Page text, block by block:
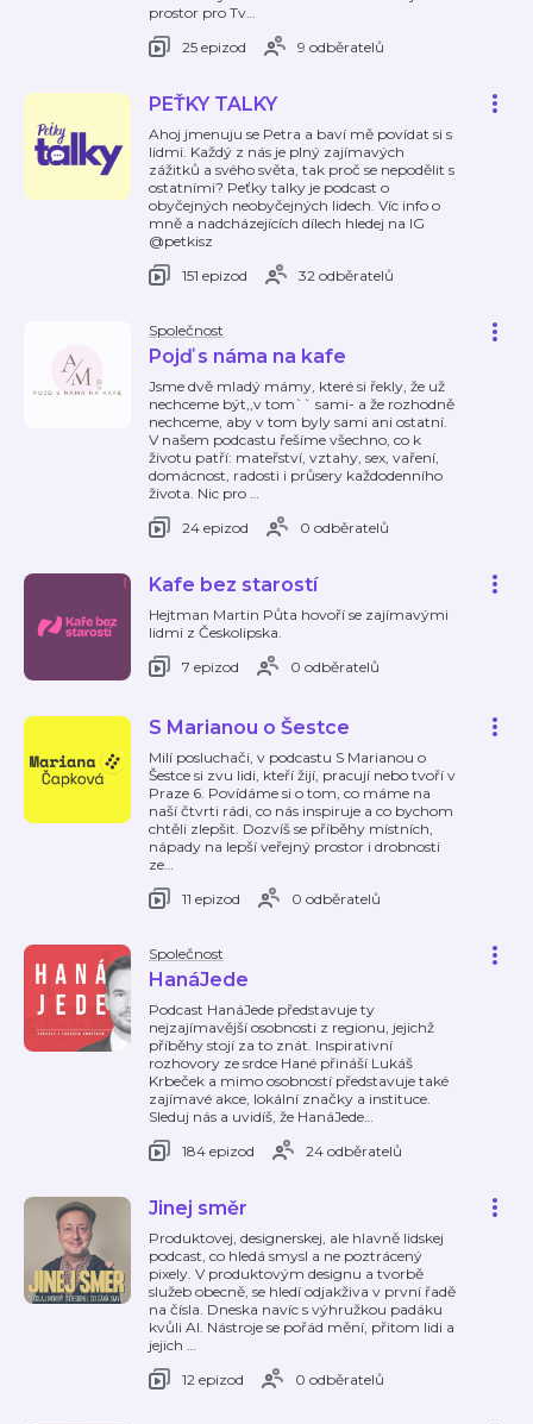
prostor pro Tv…
25 epizod
9 odběratelů
PEŤKY TALKY
Ahoj jmenuju se Petra a baví mě povídat si s
lidmi. Každý z nás je plný zajímavých
zážitků a svého světa, tak proč se nepodělit s
ostatními? Peťky talky je podcast o
obyčejných neobyčejných lidech. Víc info o
mně a nadcházejících dílech hledej na IG
@petkisz
151 epizod
32 odběratelů
Společnost
Pojď s náma na kafe
Jsme dvě mladý mámy, které si řekly, že už
nechceme být,,v tom`` sami- a že rozhodně
nechceme, aby v tom byly sami ani ostatní.
V našem podcastu řešíme všechno, co k
životu patří: mateřství, vztahy, sex, vaření,
domácnost, radosti i průsery každodenního
života. Nic pro …
24 epizod
0 odběratelů
Kafe bez starostí
Hejtman Martin Půta hovoří se zajímavými
lidmi z Českolipska.
7 epizod
0 odběratelů
S Marianou o Šestce
Milí posluchači, v podcastu S Marianou o
Šestce si zvu lidi, kteří žijí, pracují nebo tvoří v
Praze 6. Povídáme si o tom, co máme na
naší čtvrti rádi, co nás inspiruje a co bychom
chtěli zlepšit. Dozvíš se příběhy místních,
nápady na lepší veřejný prostor i drobnosti
ze…
11 epizod
0 odběratelů
Společnost
HanáJede
Podcast HanáJede představuje ty
nejzajímavější osobnosti z regionu, jejichž
příběhy stojí za to znát. Inspirativní
rozhovory ze srdce Hané přináší Lukáš
Krbeček a mimo osobností představuje také
zajímavé akce, lokální značky a instituce.
Sleduj nás a uvidíš, že HanáJede…
184 epizod
24 odběratelů
Jinej směr
Produktovej, designerskej, ale hlavně lidskej
podcast, co hledá smysl a ne poztrácený
pixely. V produktovým designu a tvorbě
služeb obecně, se hledí odjakživa v první řadě
na čísla. Dneska navíc s výhružkou padáku
kvůli AI. Nástroje se pořád mění, přitom lidi a
jejich …
12 epizod
0 odběratelů